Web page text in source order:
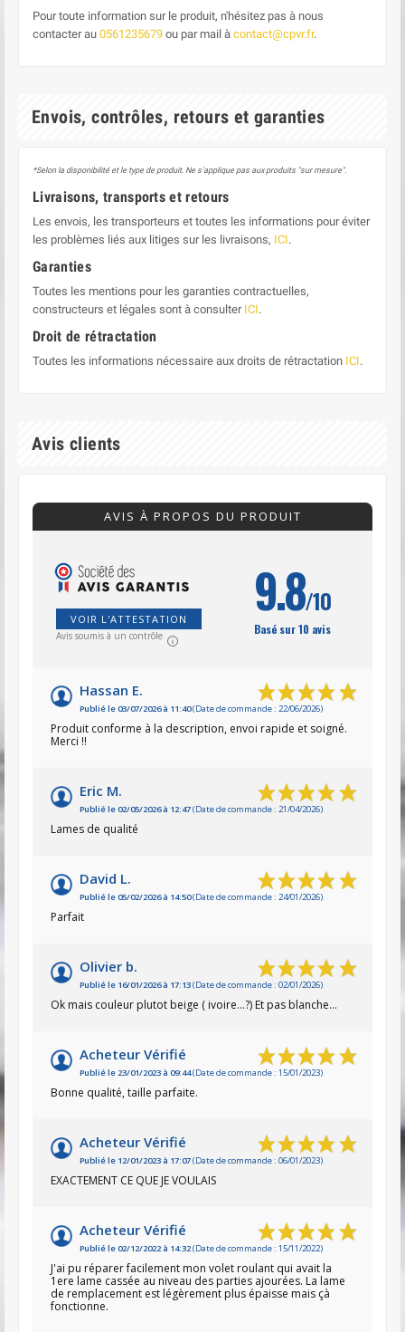
Pour toute information sur le produit, n'hésitez pas à nous
contacter au 0561235679 ou par mail à contact@cpvr.fr.
Envois, contrôles, retours et garanties
*Selon la disponibilité et le type de produit. Ne s'applique pas aux produits "sur mesure".
Livraisons, transports et retours
Les envois, les transporteurs et toutes les informations pour éviter
les problèmes liés aux litiges sur les livraisons, ICI.
Garanties
Toutes les mentions pour les garanties contractuelles,
constructeurs et légales sont à consulter ICI.
Droit de rétractation
Toutes les informations nécessaire aux droits de rétractation ICI.
Avis clients
AVIS À PROPOS DU PRODUIT
VOIR L'ATTESTATION
Avis soumis à un contrôle
9.8/10
Basé sur 10 avis
Hassan E.
Publié le 03/07/2026 à 11:40(Date de commande : 22/06/2026)
Produit conforme à la description, envoi rapide et soigné.
Merci !!
Eric M.
Publié le 02/05/2026 à 12:47(Date de commande : 21/04/2026)
Lames de qualité
David L.
Publié le 05/02/2026 à 14:50(Date de commande : 24/01/2026)
Parfait
Olivier b.
Publié le 16/01/2026 à 17:13(Date de commande : 02/01/2026)
Ok mais couleur plutot beige ( ivoire...?) Et pas blanche...
Acheteur Vérifié
Publié le 23/01/2023 à 09:44(Date de commande : 15/01/2023)
Bonne qualité, taille parfaite.
Acheteur Vérifié
Publié le 12/01/2023 à 17:07(Date de commande : 06/01/2023)
EXACTEMENT CE QUE JE VOULAIS
Acheteur Vérifié
Publié le 02/12/2022 à 14:32(Date de commande : 15/11/2022)
J'ai pu réparer facilement mon volet roulant qui avait la
1ere lame cassée au niveau des parties ajourées. La lame
de remplacement est légèrement plus épaisse mais çà
fonctionne.